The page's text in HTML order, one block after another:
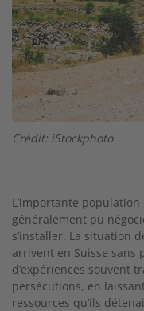
Crédit: iStockphoto
L’importante
généralement pu
s’installer. La situation
arrivent en Suisse sans
d’expériences souvent
persécutions, en
ressources qu’ils